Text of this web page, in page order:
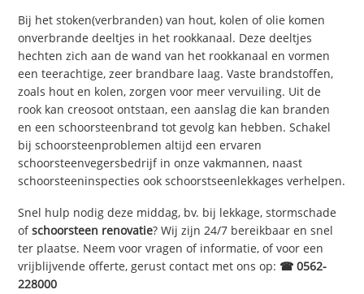
Bij het stoken(verbranden) van hout, kolen of olie komen
onverbrande deeltjes in het rookkanaal. Deze deeltjes
hechten zich aan de wand van het rookkanaal en vormen
een teerachtige, zeer brandbare laag. Vaste brandstoffen,
zoals hout en kolen, zorgen voor meer vervuiling. Uit de
rook kan creosoot ontstaan, een aanslag die kan branden
en een schoorsteenbrand tot gevolg kan hebben. Schakel
bij schoorsteenproblemen altijd een ervaren
schoorsteenvegersbedrijf in onze vakmannen, naast
schoorsteeninspecties ook schoorstseenlekkages verhelpen.
Snel hulp nodig deze middag, bv. bij lekkage, stormschade
ofschoorsteen renovatie? Wij zijn 24/7 bereikbaar en snel
ter plaatse. Neem voor vragen of informatie, of voor een
vrijblijvende offerte, gerust contact met ons op: ☎ 0562-
228000